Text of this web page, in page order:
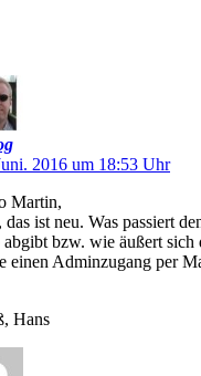
2016 um 18:53 Uhr
Martin,
das ist neu. Was passiert
bzw. wie äußert sich
einen Adminzugang per
Hans